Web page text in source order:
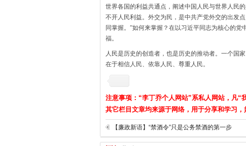
世界各国的利益共通点，阐述中国人民与世界人民
不开人民利益。外交为民，是中共产党外交的出发
同掌握。”如何来掌握？在以习近平同志为核心的
福。
人民是历史的创造者，也是历史的推动者。一个国
在于相信人民、依靠人民、尊重人民。
注意事项：“李丁乔个人网站”系私人网站，凡“
其它栏目文章均来源于网络，用于分享和学习
【廉政新语】“禁酒令”只是公务禁酒的第一步